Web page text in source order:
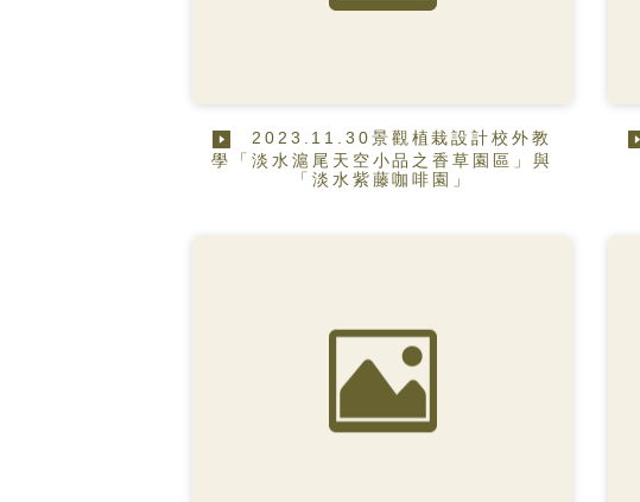
2023.11.30景觀植栽設計校外教
學「淡水滬尾天空小品之香草園區」與
「淡水紫藤咖啡園」